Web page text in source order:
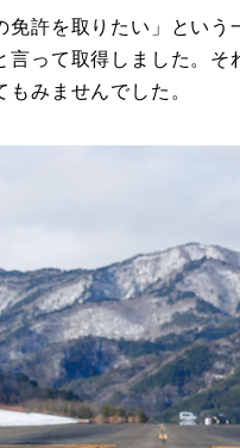
許を取りたい」という
言って取得しました。
みませんでした。